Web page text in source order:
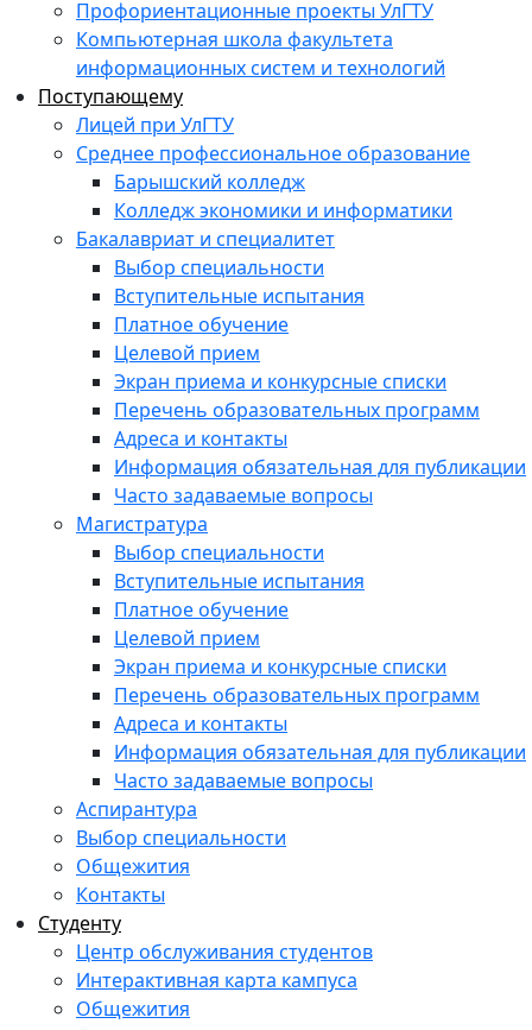
Профориентационные проекты УлГТУ
Компьютерная школа факультета
информационных систем и технологий
Поступающему
Лицей при УлГТУ
Среднее профессиональное образование
Барышский колледж
Колледж экономики и информатики
Бакалавриат и специалитет
Выбор специальности
Вступительные испытания
Платное обучение
Целевой прием
Экран приема и конкурсные списки
Перечень образовательных программ
Адреса и контакты
Информация обязательная для публикации
Часто задаваемые вопросы
Магистратура
Выбор специальности
Вступительные испытания
Платное обучение
Целевой прием
Экран приема и конкурсные списки
Перечень образовательных программ
Адреса и контакты
Информация обязательная для публикации
Часто задаваемые вопросы
Аспирантура
Выбор специальности
Общежития
Контакты
Студенту
Центр обслуживания студентов
Интерактивная карта кампуса
Общежития